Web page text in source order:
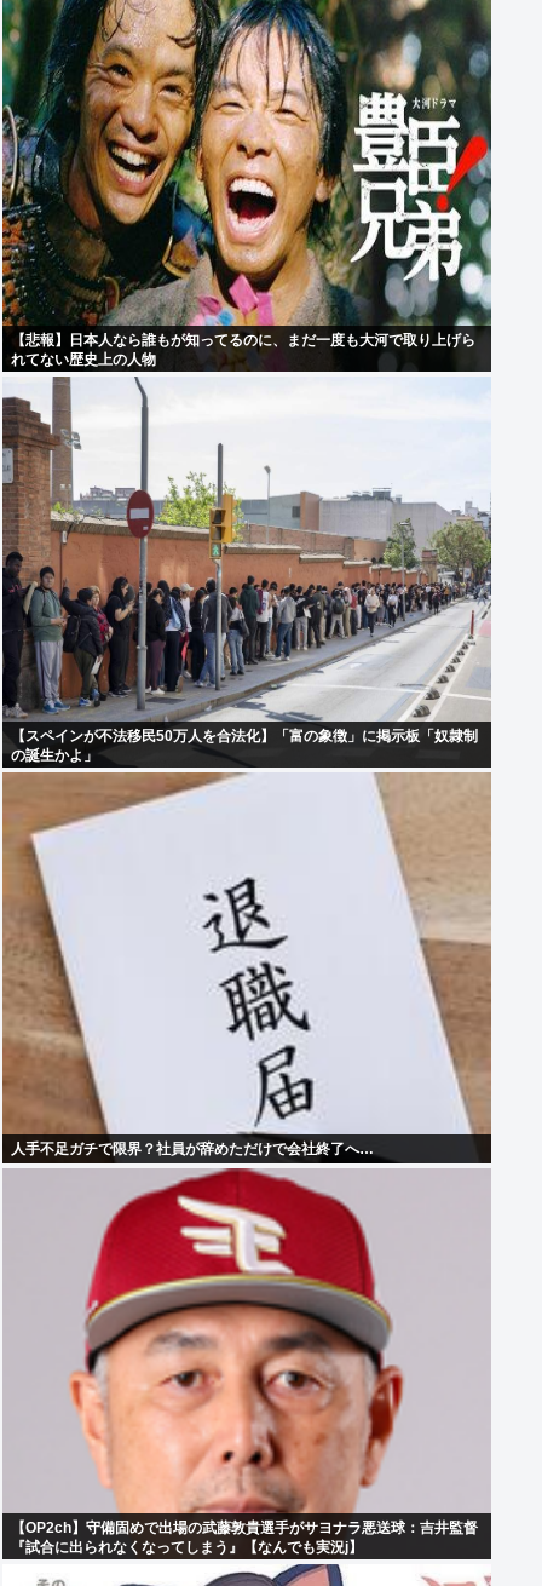
【悲報】日本人なら誰もが知ってるのに、まだ一度も大河で取り上げら
れてない歴史上の人物
【スペインが不法移民50万人を合法化】「富の象徴」に掲示板「奴隷制
の誕生かよ」
人手不足ガチで限界？社員が辞めただけで会社終了へ…
【OP2ch】守備固めで出場の武藤敦貴選手がサヨナラ悪送球：吉井監督
『試合に出られなくなってしまう』【なんでも実況j】